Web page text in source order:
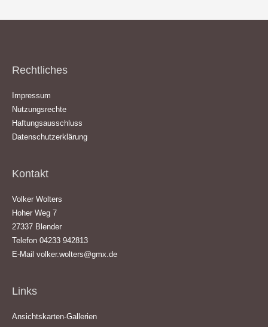
Rechtliches
Impressum
Nutzungsrechte
Haftungsausschluss
Datenschutzerklärung
Kontakt
Volker Wolters
Hoher Weg 7
27337 Blender
Telefon 04233 942813
E-Mail volker.wolters@gmx.de
Links
Ansichtskarten-Gallerien